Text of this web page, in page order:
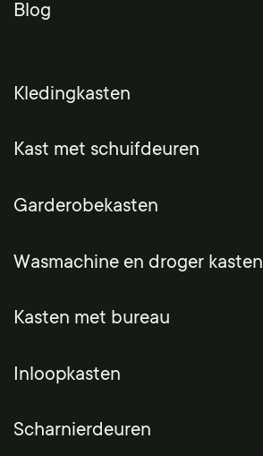
Blog
Kledingkasten
Kast met schuifdeuren
Garderobekasten
Wasmachine en droger kasten
Kasten met bureau
Inloopkasten
Scharnierdeuren